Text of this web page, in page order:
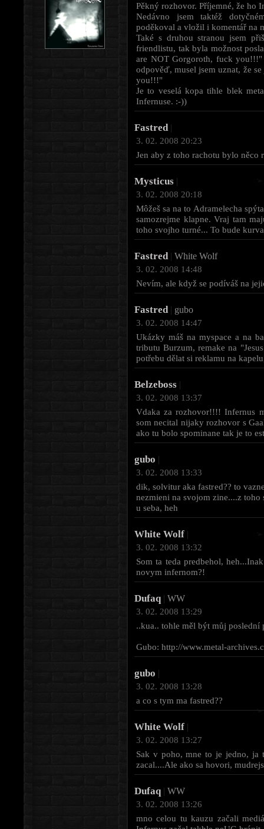
Pěkný rozhovor. Příjemné, že ho
Nedávno jsem taktéž
poděkoval a vložil i komentář na
Také s druhou stranou jsem
friendlistu, tak byla možnost
are NOT Gorgoroth, fuck
odpověď, musel jsem uznat, že
you!!!"
Je to veselá kopa tihle blek
Infernuse. :-))
Fastred |
3. 02. 2008 20:23
Jen aby z toho rachotu bylo něco
Mysticus |
3. 02. 2008 20:18
Môžeš sa na to Adramelecha
samozrejme klapne. Vraj tam
toho svojho turné... To bude
Fastred | White Wolf
3. 02. 2008 14:48
Nevím, ale když se podíváš na
Fastred | gubo
3. 02. 2008 14:47
Ukázky máš na myspace a na
tributu Burzum, remake na
potřebu dělat si reklamu na
Belzeboss |
3. 02. 2008 13:37
Vdaka za rozhovor!!!! Infernus
som necital nijaky rozhovor s
ako tu bolo spominane tak je to
gubo |
3. 02. 2008 13:33
dik, solvitur aka fastred?? to
nezmieni na svojom zine....z
u seba, heh
White Wolf |
3. 02. 2008 13:32
Som ta teda predbehol,
novym infernom?!
Dufaq | WW
3. 02. 2008 13:29
..kua.. tohle měl být můj
Gubo: http://www.metal-
gubo |
3. 02. 2008 13:28
a co s tym ma fastred??
White Wolf |
3. 02. 2008 13:27
Sak v poho, mne to je jedno, ja
zacal....Ale ako sa hovori,
Dufaq | WW
3. 02. 2008 13:26
mno celou tu kauzu začali